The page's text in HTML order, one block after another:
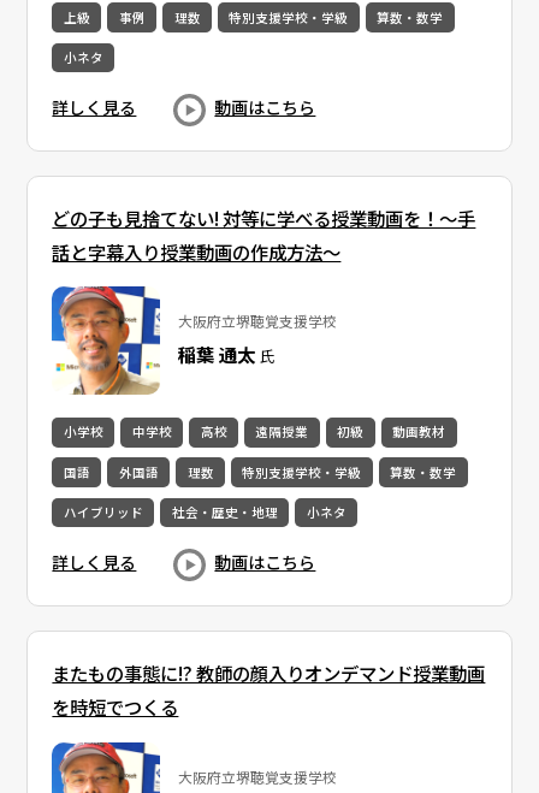
上級 事例 理数 特別支援学校・学級 算数・数学
小ネタ
詳しく見る 動画はこちら
どの子も見捨てない! 対等に学べる授業動画を！～手
話と字幕入り授業動画の作成方法～
大阪府立堺聴覚支援学校
稲葉 通太 氏
小学校 中学校 高校 遠隔授業 初級 動画教材
国語 外国語 理数 特別支援学校・学級 算数・数学
ハイブリッド 社会・歴史・地理 小ネタ
詳しく見る 動画はこちら
またもの事態に!? 教師の顔入りオンデマンド授業動画
を時短でつくる
大阪府立堺聴覚支援学校